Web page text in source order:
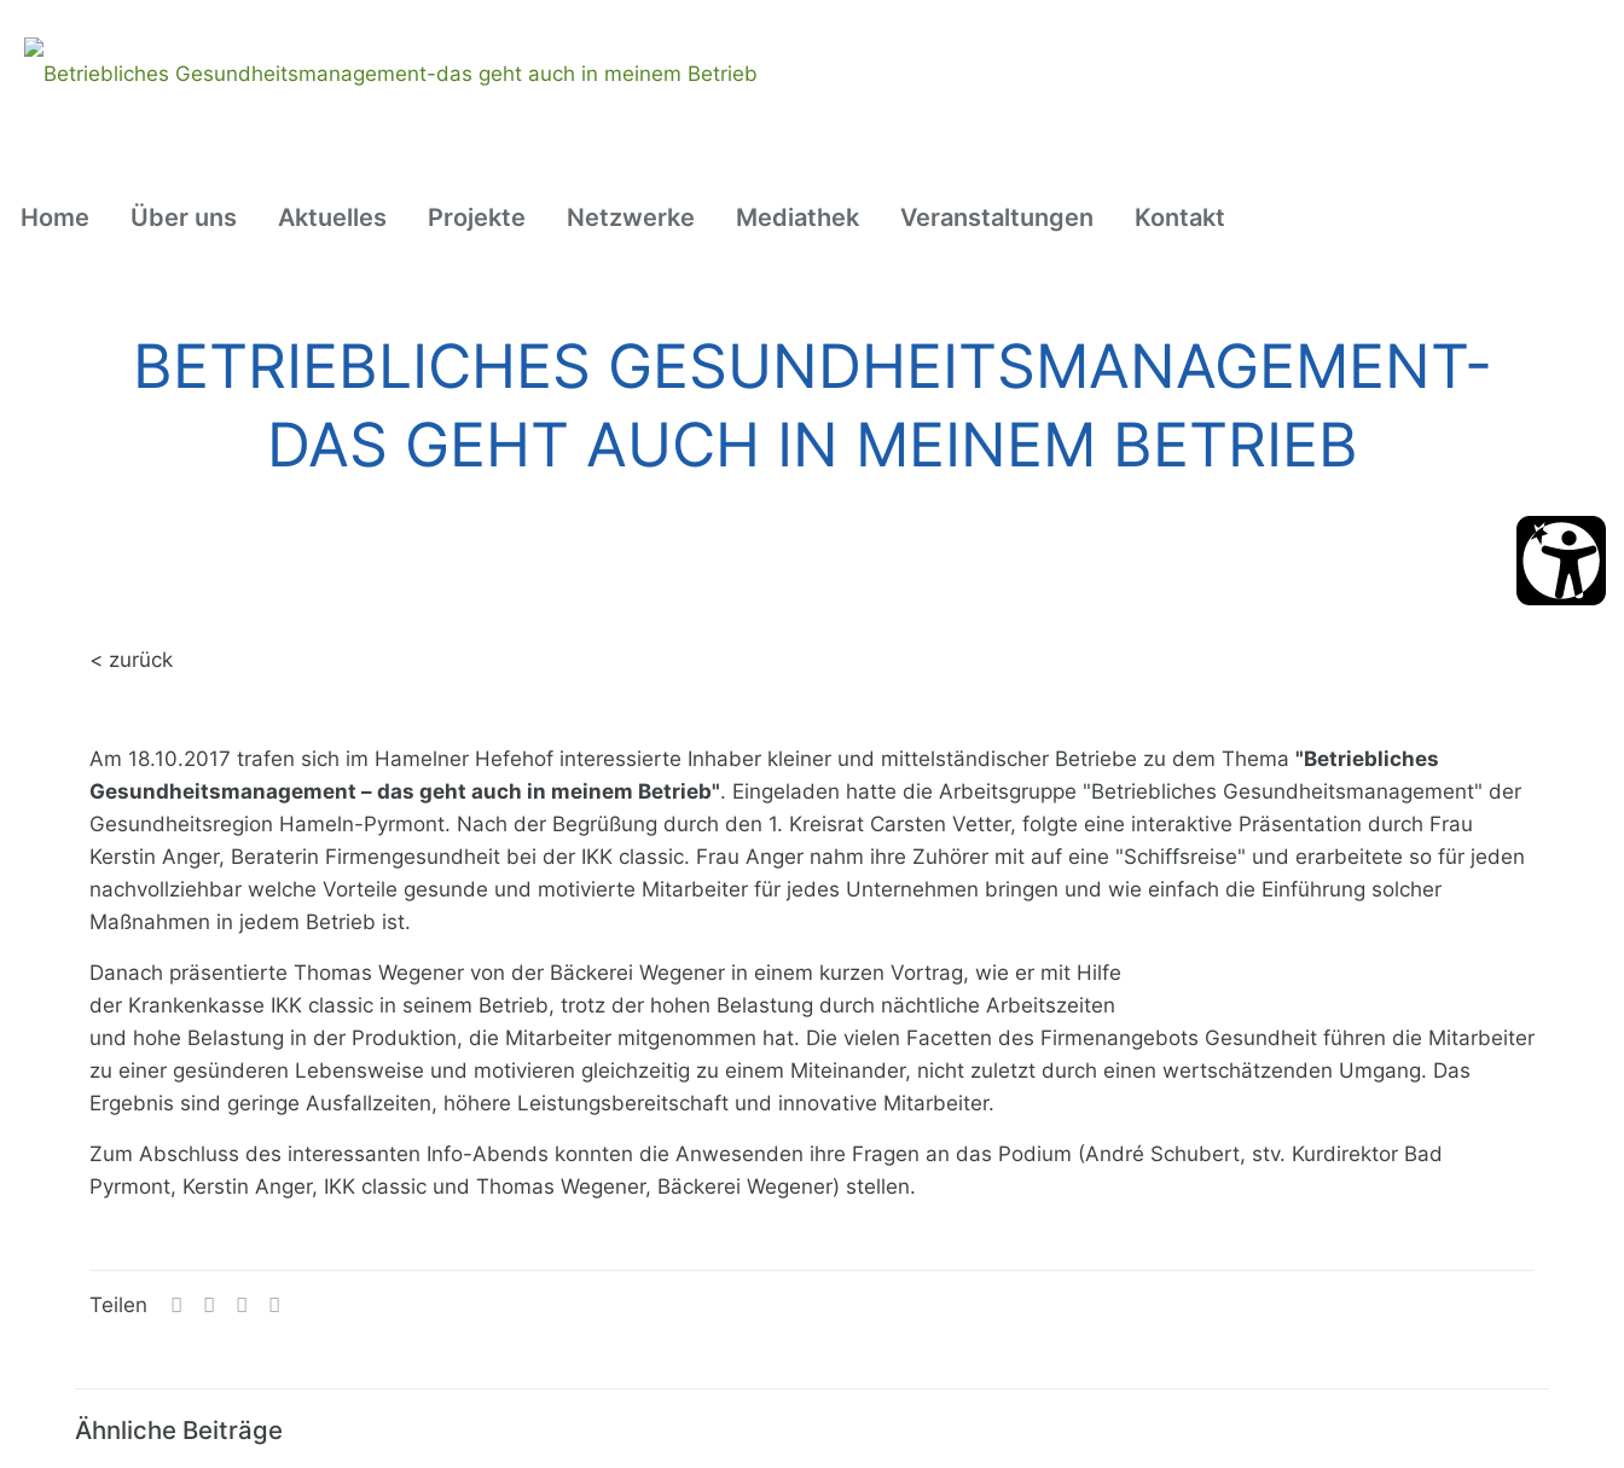
Home Über uns Aktuelles Projekte Netzwerke Mediathek Veranstaltungen Kontakt
BETRIEBLICHES GESUNDHEITSMANAGEMENT-
DAS GEHT AUCH IN MEINEM BETRIEB
< zurück
Am 18.10.2017 trafen sich im Hamelner Hefehof interessierte Inhaber kleiner und mittelständischer Betriebe zu dem Thema "Betriebliches
Gesundheitsmanagement – das geht auch in meinem Betrieb". Eingeladen hatte die Arbeitsgruppe "Betriebliches Gesundheitsmanagement" der
Gesundheitsregion Hameln-Pyrmont. Nach der Begrüßung durch den 1. Kreisrat Carsten Vetter, folgte eine interaktive Präsentation durch Frau
Kerstin Anger, Beraterin Firmengesundheit bei der IKK classic. Frau Anger nahm ihre Zuhörer mit auf eine "Schiffsreise" und erarbeitete so für jeden
nachvollziehbar welche Vorteile gesunde und motivierte Mitarbeiter für jedes Unternehmen bringen und wie einfach die Einführung solcher
Maßnahmen in jedem Betrieb ist.
Danach präsentierte Thomas Wegener von der Bäckerei Wegener in einem kurzen Vortrag, wie er mit Hilfe
der Krankenkasse IKK classic in seinem Betrieb, trotz der hohen Belastung durch nächtliche Arbeitszeiten
und hohe Belastung in der Produktion, die Mitarbeiter mitgenommen hat. Die vielen Facetten des Firmenangebots Gesundheit führen die Mitarbeiter
zu einer gesünderen Lebensweise und motivieren gleichzeitig zu einem Miteinander, nicht zuletzt durch einen wertschätzenden Umgang. Das
Ergebnis sind geringe Ausfallzeiten, höhere Leistungsbereitschaft und innovative Mitarbeiter.
Zum Abschluss des interessanten Info-Abends konnten die Anwesenden ihre Fragen an das Podium (André Schubert, stv. Kurdirektor Bad
Pyrmont, Kerstin Anger, IKK classic und Thomas Wegener, Bäckerei Wegener) stellen.
Teilen
Ähnliche Beiträge